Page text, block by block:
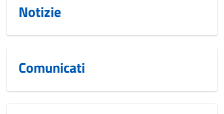
Notizie
Comunicati